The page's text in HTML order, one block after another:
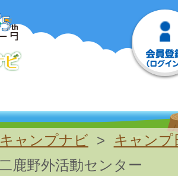
キャンプナビ
キャンプ
鹿野外活動センター